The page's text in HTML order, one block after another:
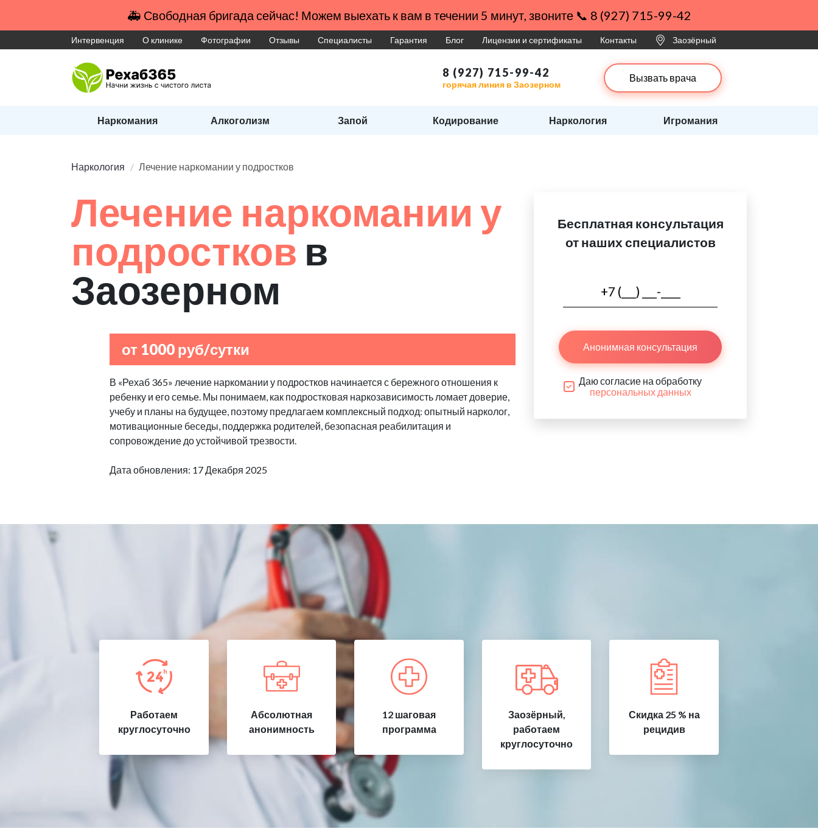
🚑 Свободная бригада сейчас! Можем выехать к вам в течении 5 минут, звоните 📞 8 (927) 715-99-42
Интервенция О клинике Фотографии Отзывы Специалисты Гарантия Блог Лицензии и сертификаты Контакты Заозёрный
8 (927) 715-99-42
горячая линия в Заозерном
Вызвать врача
Наркомания Алкоголизм Запой Кодирование Наркология Игромания
Наркология Лечение наркомании у подростков
Лечение наркомании у
подростков в
Заозерном
от 1000 руб/сутки
В «Рехаб 365» лечение наркомании у подростков начинается с бережного отношения к
ребенку и его семье. Мы понимаем, как подростковая наркозависимость ломает доверие,
учебу и планы на будущее, поэтому предлагаем комплексный подход: опытный нарколог,
мотивационные беседы, поддержка родителей, безопасная реабилитация и
сопровождение до устойчивой трезвости.
Дата обновления: 17 Декабря 2025
Бесплатная консультация
от наших специалистов
Анонимная консультация
Даю согласие на обработку
персональных данных
Работаем
круглосуточно
Абсолютная
анонимность
12 шаговая
программа
Заозёрный,
работаем
круглосуточно
Скидка 25 % на
рецидив